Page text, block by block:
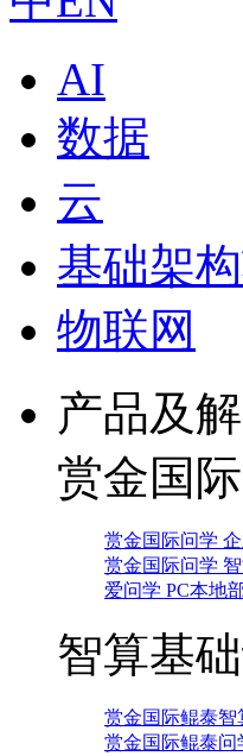
AI
数据
云
基础架
物联网
产品及
赏金国
赏金国际问学
赏金国际问学
爱问学 PC本地
智算基
赏金国际鲲泰智
赏金国际鲲泰问